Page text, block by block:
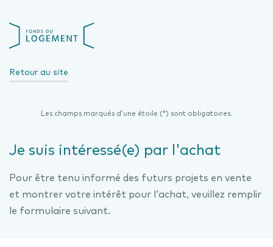
contenu
principal
Retour au site
Les champs marqués d’une étoile (*) sont obligatoires.
Je suis intéressé(e) par l'achat
Pour être tenu informé des futurs projets en vente
et montrer votre intérêt pour l'achat, veuillez remplir
le formulaire suivant.